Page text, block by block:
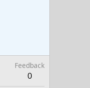
Feedback
0